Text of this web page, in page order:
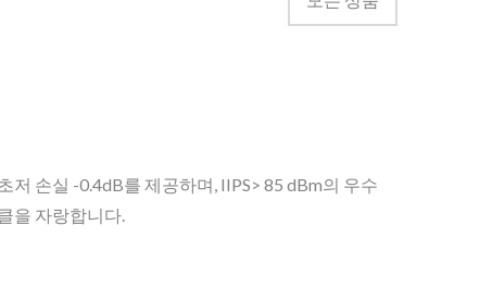
손실 -0.4dB를 제공하며, IIPS> 85 dBm의 우수
을 자랑합니다.